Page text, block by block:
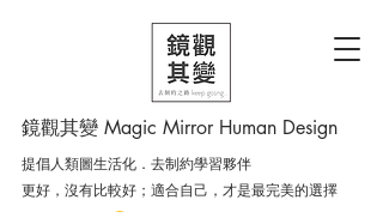
鏡觀其變 Magic Mirror Human Design
提倡人類圖生活化．去制約學習夥伴
更好，沒有比較好；適合自己，才是最完美的選擇